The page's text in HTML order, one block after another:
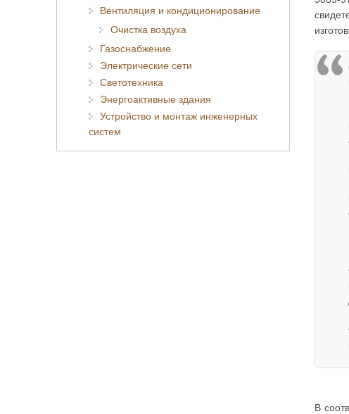
В
Вентиляция и кондиционирование
Очистка воздуха
Газоснабжение
Электрические сети
Светотехника
Энергоактивные здания
Устройство и монтаж инженерных
систем